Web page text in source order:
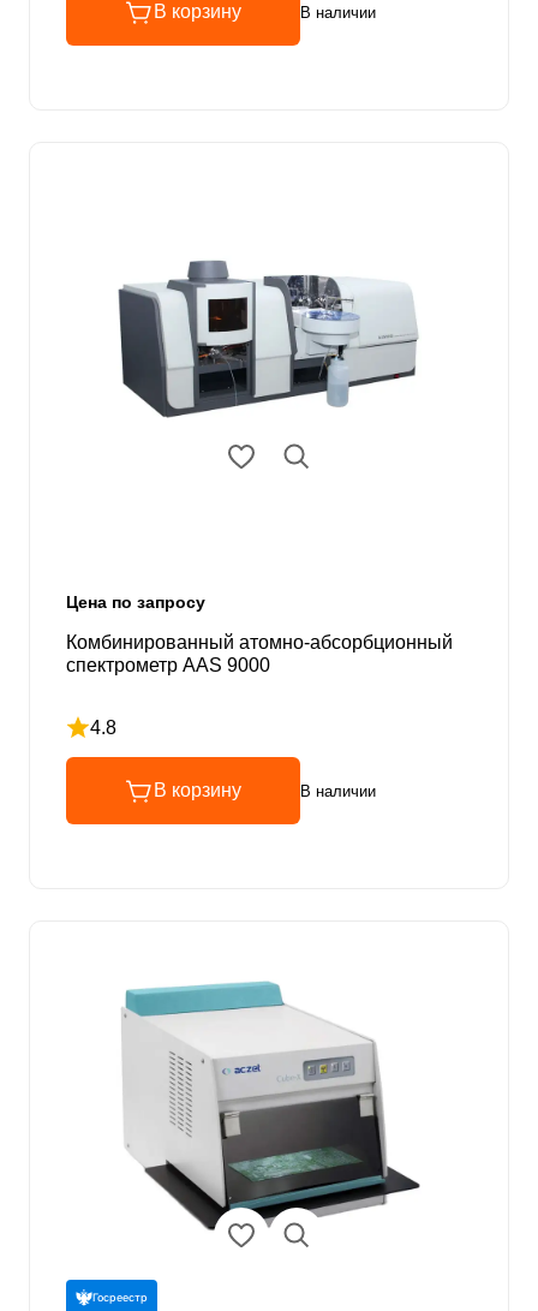
В корзину В наличии
Цена по запросу
Комбинированный атомно-абсорбционный
спектрометр AAS 9000
4.8
Рейтинг 4.8 из 5
В корзину В наличии
Госреестр